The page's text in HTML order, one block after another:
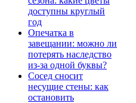
доступны круглый
год
Опечатка в
завещании: можно ли
потерять наследство
из-за одной буквы?
Сосед сносит
несущие стены: как
остановить